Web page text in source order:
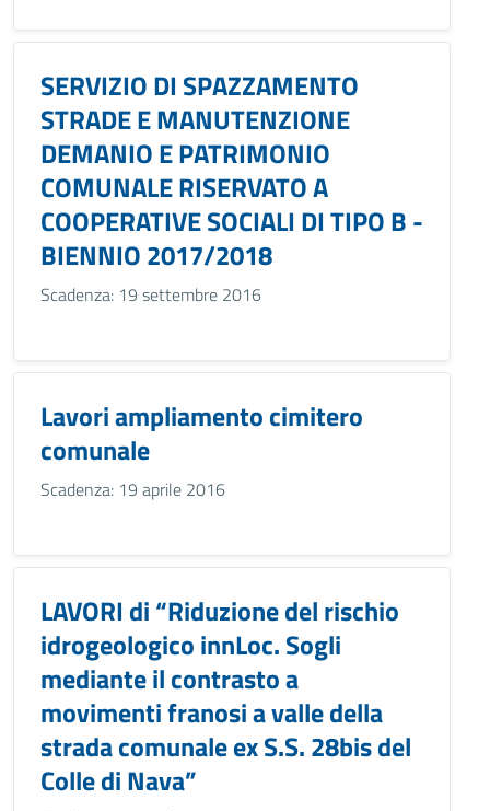
SERVIZIO DI SPAZZAMENTO
STRADE E MANUTENZIONE
DEMANIO E PATRIMONIO
COMUNALE RISERVATO A
COOPERATIVE SOCIALI DI TIPO B -
BIENNIO 2017/2018
Scadenza: 19 settembre 2016
Lavori ampliamento cimitero
comunale
Scadenza: 19 aprile 2016
LAVORI di “Riduzione del rischio
idrogeologico innLoc. Sogli
mediante il contrasto a
movimenti franosi a valle della
strada comunale ex S.S. 28bis del
Colle di Nava”